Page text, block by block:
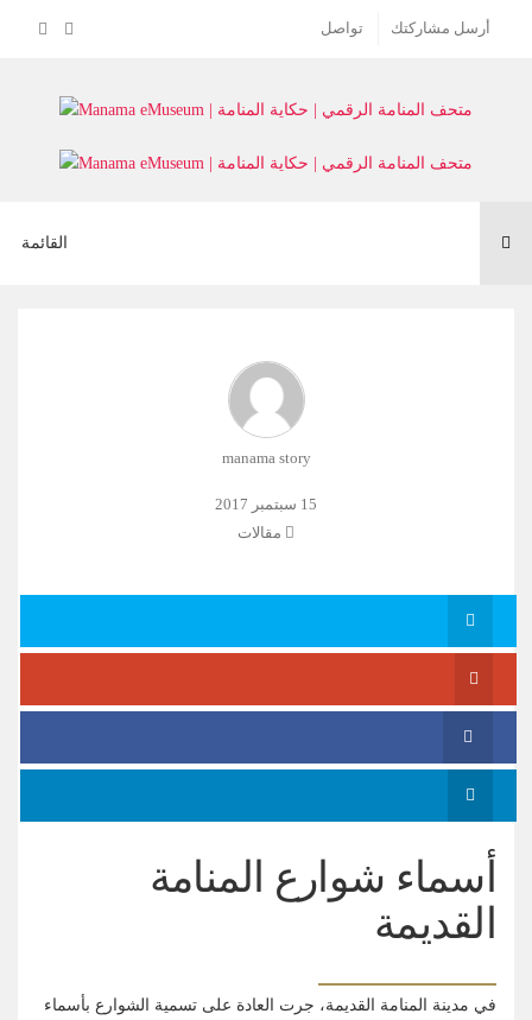
تواصل أرسل مشاركتك
Toggle
القائمة
manama story
15 سبتمبر 2017
مقالات
أسماء شوارع المنامة
القديمة
في مدينة المنامة القديمة، جرت العادة على تسمية الشوارع بأسماء